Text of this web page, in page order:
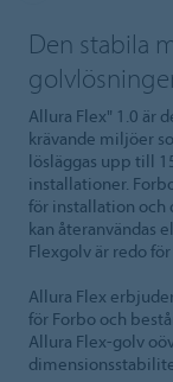
Den stabila
Allura Flex" 1.0 är
krävande miljöer
lösläggas upp till
installationer.
för installation och
kan återanvändas
Flexgolv är redo
Allura Flex
för Forbo och
Allura Flex-golv